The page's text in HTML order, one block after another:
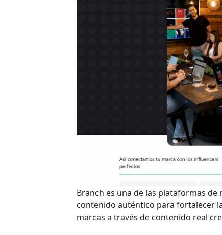
Branch es una de las plataformas
contenido auténtico para fortalecer
marcas a través de contenido real